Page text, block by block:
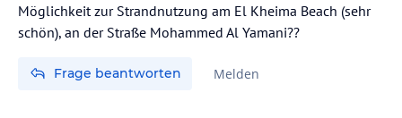
Möglichkeit zur Strandnutzung am El Kheima Beach (sehr
schön), an der Straße Mohammed Al Yamani??
Frage beantworten Melden